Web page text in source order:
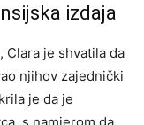
izdaja
Clara je shvatila da
njihov zajednički
je da je